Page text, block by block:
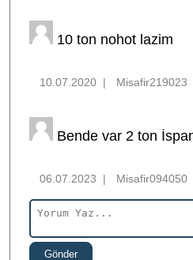
10 ton nohot lazim
10.07.2020 | Misafir219023
Bende var 2 ton
06.07.2023 | Misafir094050
Gönder